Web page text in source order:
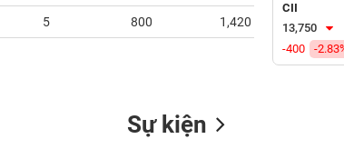
5 800 1,420 0.00
CII
13,750
-400
-
Sự kiện